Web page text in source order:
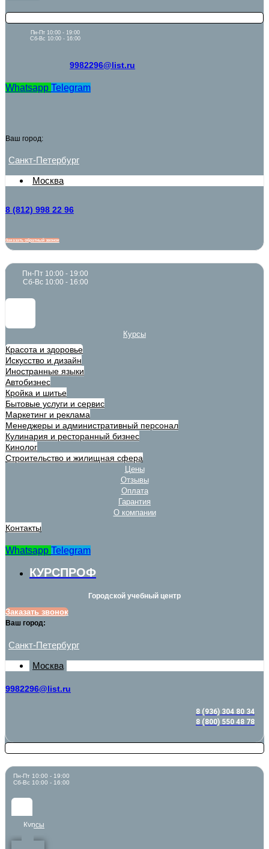
Пн-Пт 10:00 - 19:00
Сб-Вс 10:00 - 16:00
9982296@list.ru
Whatsapp Telegram
Ваш город:
Санкт-Петербург
Москва
8 (812) 998 22 96
Заказать обратный звонок
Пн-Пт 10:00 - 19:00
Сб-Вс 10:00 - 16:00
Курсы
Красота и здоровье
Искусство и дизайн
Иностранные языки
Автобизнес
Кройка и шитье
Бытовые услуги и сервис
Маркетинг и реклама
Менеджеры и административный персонал
Кулинария и ресторанный бизнес
Кинолог
Строительство и жилищная сфера
Цены
Отзывы
Оплата
Гарантия
О компании
Контакты
Whatsapp Telegram
КУРСПРОФ
Городской учебный центр
Заказать звонок
Ваш город:
Санкт-Петербург
Москва
9982296@list.ru
8 (936) 304 80 34
8 (800) 550 48 78
Пн-Пт 10:00 - 19:00
Сб-Вс 10:00 - 16:00
Курсы